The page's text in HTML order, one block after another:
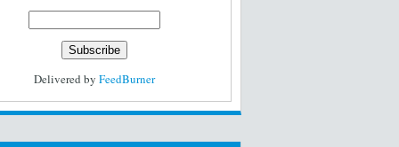
Delivered by FeedBurner